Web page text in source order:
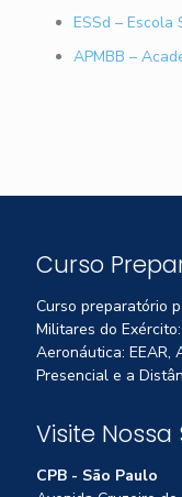
ESSd – Escola
APMBB –
Curso
Curso preparatório
Militares do Exército:
Aeronáutica: EEAR,
Presencial e a
Visite Nossa
CPB - São Paulo